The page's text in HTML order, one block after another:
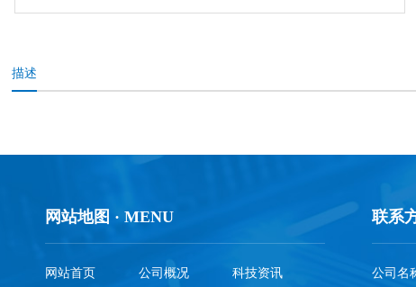
描述
网站地图 · MENU
网站首页 公司概况 科技资讯
联系
公司名